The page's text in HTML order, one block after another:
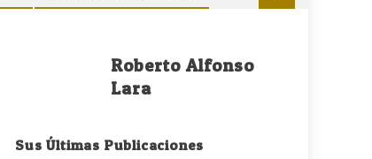
Roberto Alfonso
Lara
Sus Últimas Publicaciones